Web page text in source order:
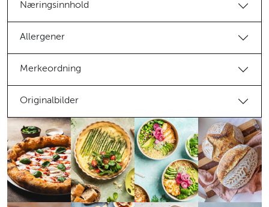
Næringsinnhold
Allergener
Merkeordning
Originalbilder